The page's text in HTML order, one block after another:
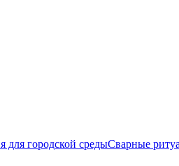
для городской средыСварные